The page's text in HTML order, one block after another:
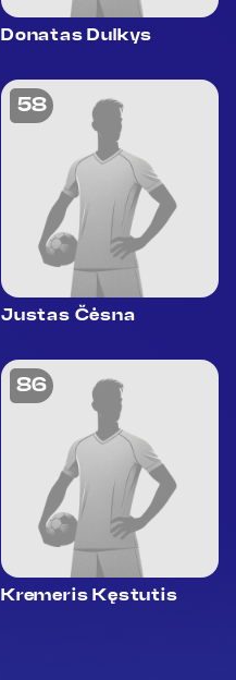
Donatas Dulkys
58
Justas Čėsna
86
Kremeris Kęstutis